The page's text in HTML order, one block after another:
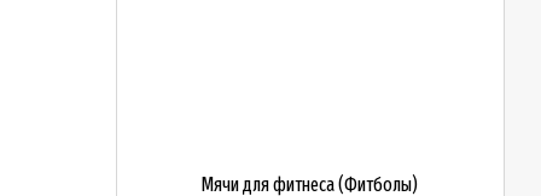
Мячи для фитнеса (Фитболы)